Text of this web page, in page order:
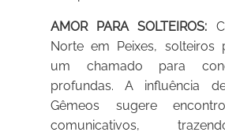
AMOR PARA SOLTEIROS:
Norte em Peixes, solteiros
um chamado para
profundas. A influência
Gêmeos sugere
comunicativos,